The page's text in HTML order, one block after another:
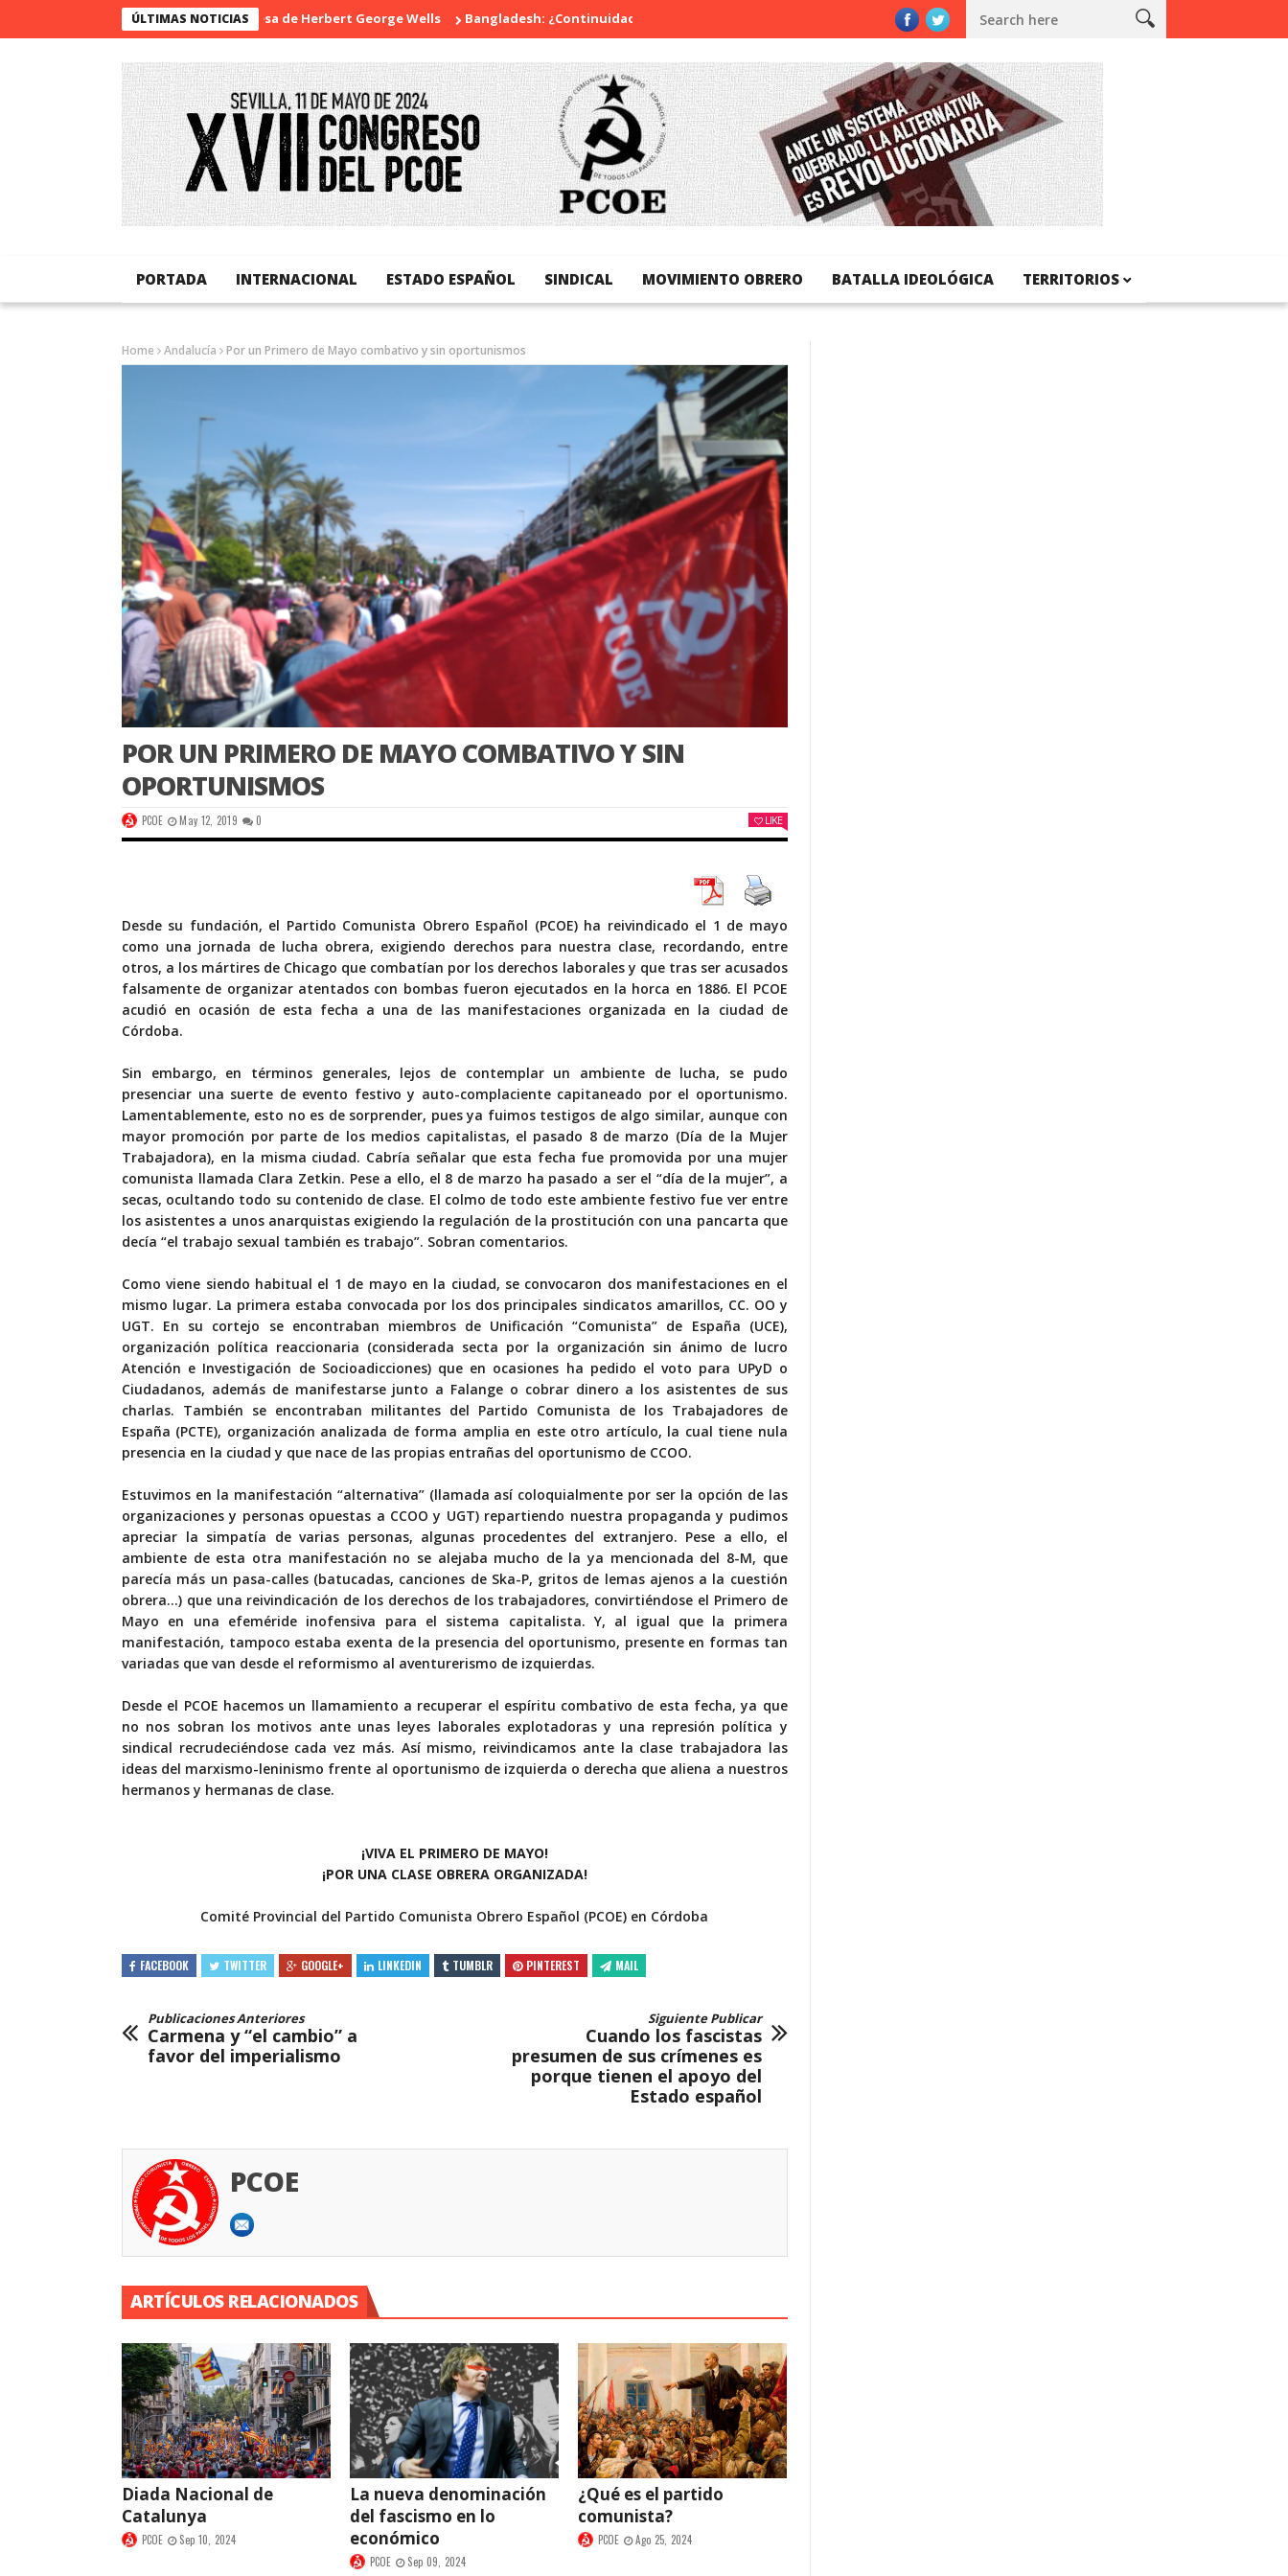
ÚLTIMAS NOTICIAS
La sorpresa de Herbert George Wells Bangladesh: ¿Continuidad o revolución?
PORTADA INTERNACIONAL ESTADO ESPAÑOL SINDICAL MOVIMIENTO OBRERO BATALLA IDEOLÓGICA TERRITORIOS
Home Andalucía Por un Primero de Mayo combativo y sin oportunismos
POR UN PRIMERO DE MAYO COMBATIVO Y SIN
OPORTUNISMOS
PCOE May 12, 2019 0 LIKE
Desde su fundación, el Partido Comunista Obrero Español (PCOE) ha reivindicado el 1 de mayo
como una jornada de lucha obrera, exigiendo derechos para nuestra clase, recordando, entre
otros, a los mártires de Chicago que combatían por los derechos laborales y que tras ser acusados
falsamente de organizar atentados con bombas fueron ejecutados en la horca en 1886. El PCOE
acudió en ocasión de esta fecha a una de las manifestaciones organizada en la ciudad de
Córdoba.
Sin embargo, en términos generales, lejos de contemplar un ambiente de lucha, se pudo
presenciar una suerte de evento festivo y auto-complaciente capitaneado por el oportunismo.
Lamentablemente, esto no es de sorprender, pues ya fuimos testigos de algo similar, aunque con
mayor promoción por parte de los medios capitalistas, el pasado 8 de marzo (Día de la Mujer
Trabajadora), en la misma ciudad. Cabría señalar que esta fecha fue promovida por una mujer
comunista llamada Clara Zetkin. Pese a ello, el 8 de marzo ha pasado a ser el “día de la mujer”, a
secas, ocultando todo su contenido de clase. El colmo de todo este ambiente festivo fue ver entre
los asistentes a unos anarquistas exigiendo la regulación de la prostitución con una pancarta que
decía “el trabajo sexual también es trabajo”. Sobran comentarios.
Como viene siendo habitual el 1 de mayo en la ciudad, se convocaron dos manifestaciones en el
mismo lugar. La primera estaba convocada por los dos principales sindicatos amarillos, CC. OO y
UGT. En su cortejo se encontraban miembros de Unificación “Comunista” de España (UCE),
organización política reaccionaria (considerada secta por la organización sin ánimo de lucro
Atención e Investigación de Socioadicciones) que en ocasiones ha pedido el voto para UPyD o
Ciudadanos, además de manifestarse junto a Falange o cobrar dinero a los asistentes de sus
charlas. También se encontraban militantes del Partido Comunista de los Trabajadores de
España (PCTE), organización analizada de forma amplia en este otro artículo, la cual tiene nula
presencia en la ciudad y que nace de las propias entrañas del oportunismo de CCOO.
Estuvimos en la manifestación “alternativa” (llamada así coloquialmente por ser la opción de las
organizaciones y personas opuestas a CCOO y UGT) repartiendo nuestra propaganda y pudimos
apreciar la simpatía de varias personas, algunas procedentes del extranjero. Pese a ello, el
ambiente de esta otra manifestación no se alejaba mucho de la ya mencionada del 8-M, que
parecía más un pasa-calles (batucadas, canciones de Ska-P, gritos de lemas ajenos a la cuestión
obrera…) que una reivindicación de los derechos de los trabajadores, convirtiéndose el Primero de
Mayo en una efeméride inofensiva para el sistema capitalista. Y, al igual que la primera
manifestación, tampoco estaba exenta de la presencia del oportunismo, presente en formas tan
variadas que van desde el reformismo al aventurerismo de izquierdas.
Desde el PCOE hacemos un llamamiento a recuperar el espíritu combativo de esta fecha, ya que
no nos sobran los motivos ante unas leyes laborales explotadoras y una represión política y
sindical recrudeciéndose cada vez más. Así mismo, reivindicamos ante la clase trabajadora las
ideas del marxismo-leninismo frente al oportunismo de izquierda o derecha que aliena a nuestros
hermanos y hermanas de clase.
¡VIVA EL PRIMERO DE MAYO!
¡POR UNA CLASE OBRERA ORGANIZADA!
Comité Provincial del Partido Comunista Obrero Español (PCOE) en Córdoba
FACEBOOK TWITTER GOOGLE+ LINKEDIN TUMBLR PINTEREST MAIL
Publicaciones Anteriores
Carmena y “el cambio” a
favor del imperialismo
Siguiente Publicar
Cuando los fascistas
presumen de sus crímenes es
porque tienen el apoyo del
Estado español
PCOE
ARTÍCULOS RELACIONADOS
Diada Nacional de
Catalunya
PCOE Sep 10, 2024
La nueva denominación
del fascismo en lo
económico
PCOE Sep 09, 2024
¿Qué es el partido
comunista?
PCOE Ago 25, 2024